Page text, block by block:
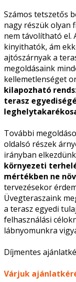
Számos tetszetős
nagy részük olyan
nem távolítható el.
kinyithatók, ám
ajtószárnyak a
megoldásaink
kellemetlenséget
kilapozható
terasz
További
oldalsó részek
irányban
környezeti
mértékben ne
tervezésekor
Üvegteraszaink
a terasz egyedi
felhasználási
lábnyomunkra
Díjmentes
Várjuk